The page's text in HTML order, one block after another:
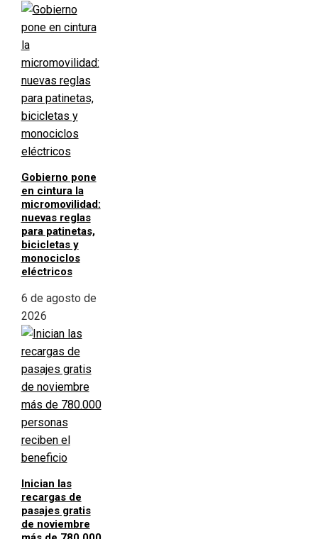
Gobierno pone
en cintura la
micromovilidad:
nuevas reglas
para patinetas,
bicicletas y
monociclos
eléctricos
6 de agosto de
2026
Inician las
recargas de
pasajes gratis
de noviembre